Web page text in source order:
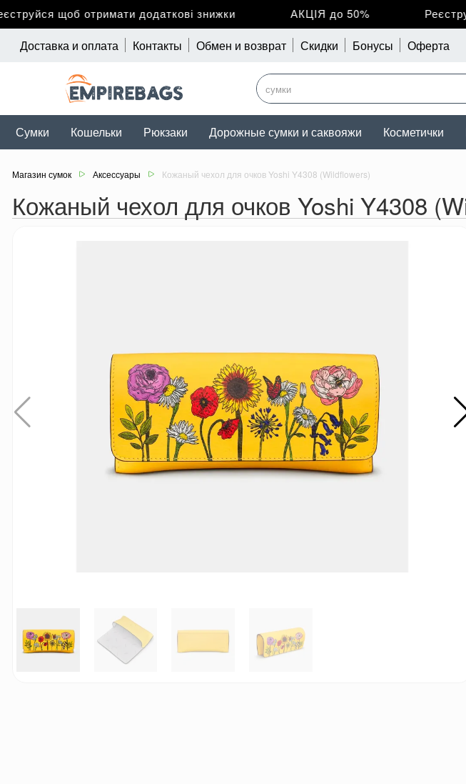
щоб отримати додаткові знижки АКЦІЯ до 50%
Доставка и оплата Контакты Обмен и возврат Скидки Бонусы Оферта
Сумки Кошельки Рюкзаки Дорожные сумки и саквояжи Косметички
Магазин сумок Аксессуары Кожаный чехол для очков Yoshi Y4308 (Wildflowers)
Кожаный чехол для очков Yoshi Y4308